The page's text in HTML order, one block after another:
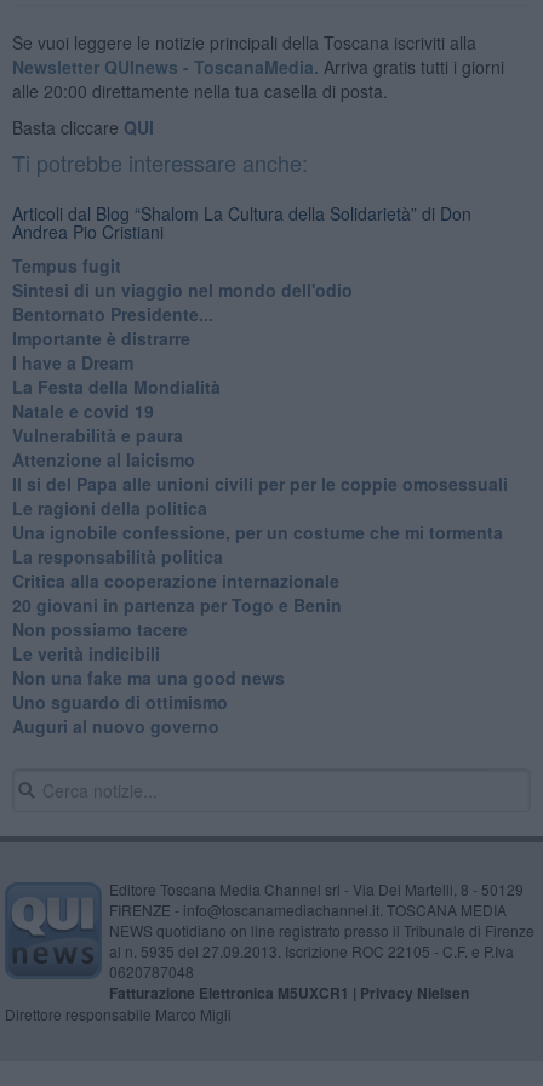
Se vuoi leggere le notizie principali della Toscana iscriviti alla
Newsletter QUInews - ToscanaMedia. Arriva gratis tutti i giorni
alle 20:00 direttamente nella tua casella di posta.
Basta cliccare QUI
Ti potrebbe interessare anche:
Articoli dal Blog “Shalom La Cultura della Solidarietà” di Don
Andrea Pio Cristiani
​Tempus fugit
​Sintesi di un viaggio nel mondo dell'odio
Bentornato Presidente...
Importante è distrarre
​I have a Dream
La Festa della Mondialità
Natale e covid 19
Vulnerabilità e paura
Attenzione al laicismo
Il si del Papa alle unioni civili per per le coppie omosessuali
Le ragioni della politica
​Una ignobile confessione, per un costume che mi tormenta
La responsabilità politica
Critica alla cooperazione internazionale
20 giovani in partenza per Togo e Benin
​Non possiamo tacere
​Le verità indicibili
Non una fake ma una good news
Uno sguardo di ottimismo
Auguri al nuovo governo
Editore Toscana Media Channel srl - Via Dei Martelli, 8 - 50129
FIRENZE - info@toscanamediachannel.it. TOSCANA MEDIA
NEWS quotidiano on line registrato presso il Tribunale di Firenze
al n. 5935 del 27.09.2013. Iscrizione ROC 22105 - C.F. e P.Iva
0620787048
Fatturazione Elettronica M5UXCR1 | Privacy Nielsen
Direttore responsabile Marco Migli